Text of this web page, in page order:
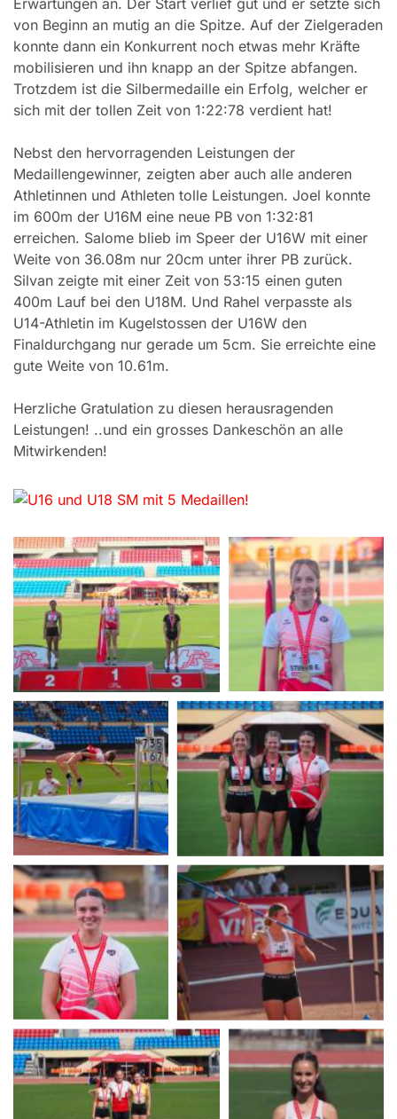
von Beginn an mutig an die Spitze. Auf der Zielgeraden
konnte dann ein Konkurrent noch etwas mehr Kräfte
mobilisieren und ihn knapp an der Spitze abfangen.
Trotzdem ist die Silbermedaille ein Erfolg, welcher er
sich mit der tollen Zeit von 1:22:78 verdient hat!
Nebst den hervorragenden Leistungen der
Medaillengewinner, zeigten aber auch alle anderen
Athletinnen und Athleten tolle Leistungen. Joel konnte
im 600m der U16M eine neue PB von 1:32:81
erreichen. Salome blieb im Speer der U16W mit einer
Weite von 36.08m nur 20cm unter ihrer PB zurück.
Silvan zeigte mit einer Zeit von 53:15 einen guten
400m Lauf bei den U18M. Und Rahel verpasste als
U14-Athletin im Kugelstossen der U16W den
Finaldurchgang nur gerade um 5cm. Sie erreichte eine
gute Weite von 10.61m.
Herzliche Gratulation zu diesen herausragenden
Leistungen! ..und ein grosses Dankeschön an alle
Mitwirkenden!